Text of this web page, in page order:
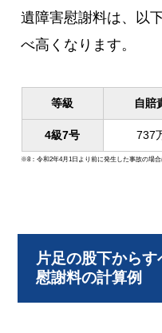
遺障害慰謝料は、以
べ高くなります。
等級 自賠
4級7号 737
※8：令和2年4月1日より前に発生した事故の場合
片足の股下から
慰謝料の計算例